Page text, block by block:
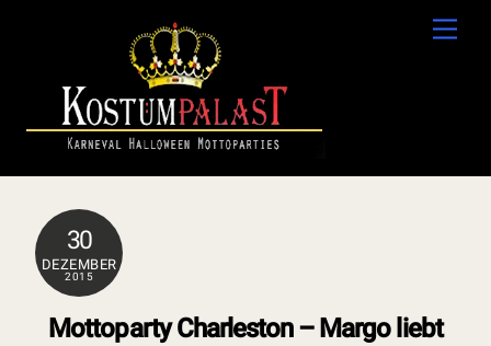
30
DEZEMBER
2015
Mottoparty Charleston – Margo liebt